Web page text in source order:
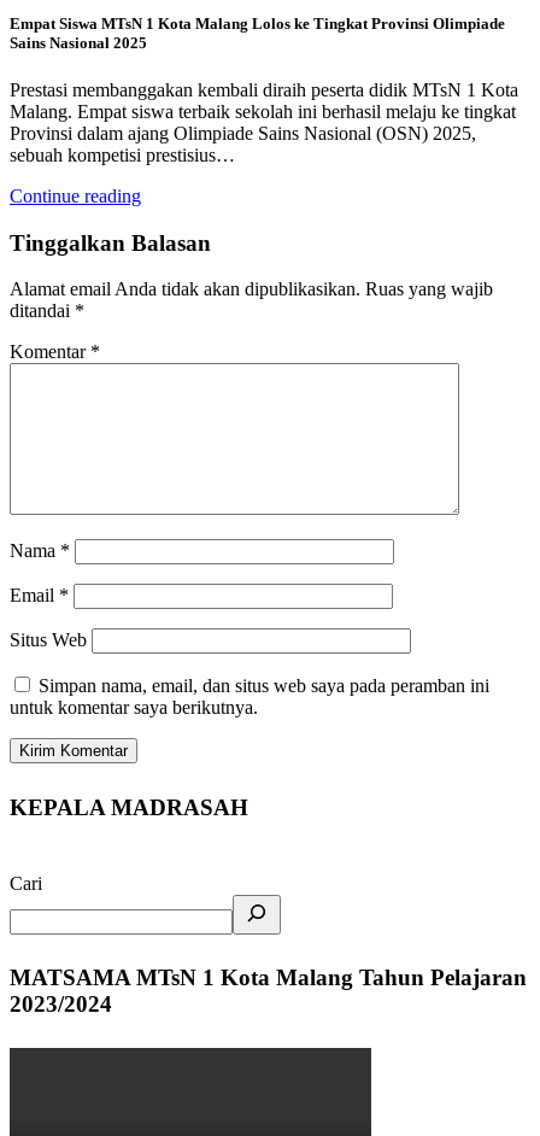
Empat Siswa MTsN 1 Kota Malang Lolos ke Tingkat Provinsi Olimpiade
Sains Nasional 2025
Prestasi membanggakan kembali diraih peserta didik MTsN 1 Kota
Malang. Empat siswa terbaik sekolah ini berhasil melaju ke tingkat
Provinsi dalam ajang Olimpiade Sains Nasional (OSN) 2025,
sebuah kompetisi prestisius…
Continue reading
Tinggalkan Balasan
Alamat email Anda tidak akan dipublikasikan. Ruas yang wajib
ditandai *
Komentar *
Nama *
Email *
Situs Web
Simpan nama, email, dan situs web saya pada peramban ini
untuk komentar saya berikutnya.
KEPALA MADRASAH
Cari
MATSAMA MTsN 1 Kota Malang Tahun Pelajaran
2023/2024